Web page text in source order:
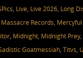
, Live, Live 2026, Long
Massacre Records, Mercyful
, Midnight, Midnight Prey,
Goatmessiah, Titvs,